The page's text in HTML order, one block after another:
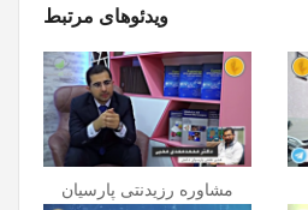
ویدئوهای مرتبط
مشاوره رزیدنتی پارسیان